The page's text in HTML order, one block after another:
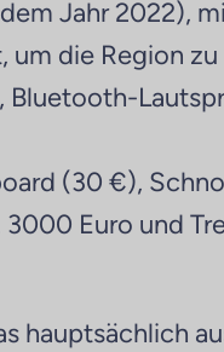
Jahr 2022),
die Region zu
(30 €),
3000 Euro und
hauptsächlich